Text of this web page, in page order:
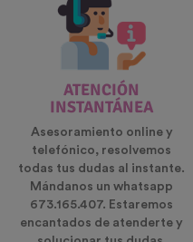
ATENCIÓN
INSTANTÁNEA
Asesoramiento online y
telefónico, resolvemos
todas tus dudas al instante.
Mándanos un whatsapp
673.165.407. Estaremos
encantados de atenderte y